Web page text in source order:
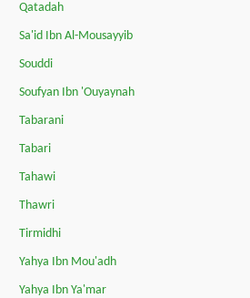
Qatadah
Sa'id Ibn Al-Mousayyib
Souddi
Soufyan Ibn 'Ouyaynah
Tabarani
Tabari
Tahawi
Thawri
Tirmidhi
Yahya Ibn Mou'adh
Yahya Ibn Ya'mar